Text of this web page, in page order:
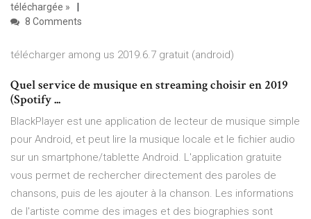
téléchargée »
8 Comments
télécharger among us 2019.6.7 gratuit (android)
Quel service de musique en streaming choisir en 2019
(Spotify ...
BlackPlayer est une application de lecteur de musique simple
pour Android, et peut lire la musique locale et le fichier audio
sur un smartphone/tablette Android. L'application gratuite
vous permet de rechercher directement des paroles de
chansons, puis de les ajouter à la chanson. Les informations
de l'artiste comme des images et des biographies sont